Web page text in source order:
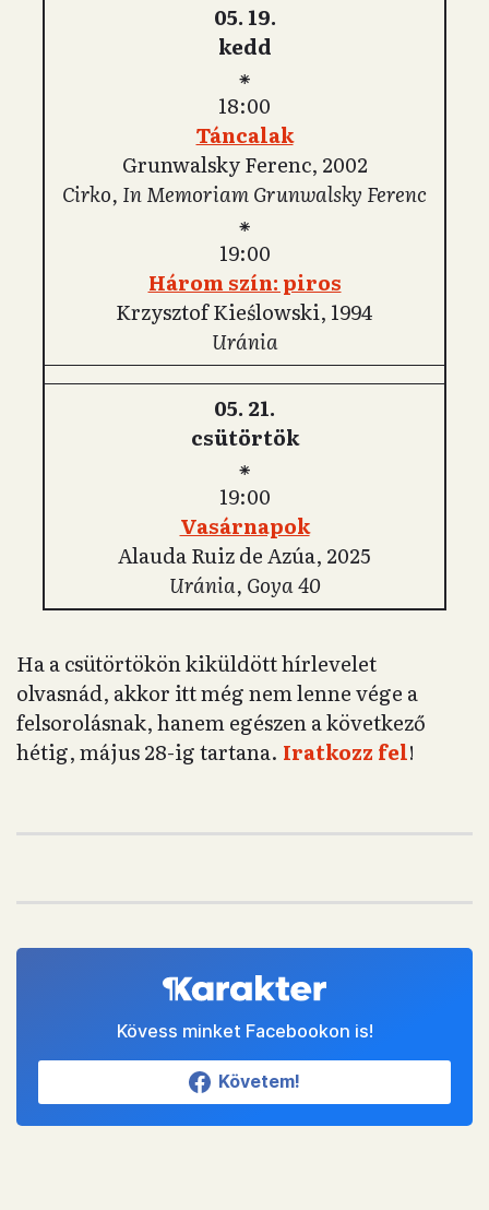
05. 19.
kedd
⁕
18:00
Táncalak
Grunwalsky Ferenc, 2002
Cirko, In Memoriam Grunwalsky Ferenc
⁕
19:00
Három szín: piros
Krzysztof Kieślowski, 1994
Uránia
05. 21.
csütörtök
⁕
19:00
Vasárnapok
Alauda Ruiz de Azúa, 2025
Uránia, Goya 40
Ha a csütörtökön kiküldött hírlevelet
olvasnád, akkor itt még nem lenne vége a
felsorolásnak, hanem egészen a következő
hétig, május 28-ig tartana. Iratkozz fel!
Kövess minket Facebookon is!
Követem!